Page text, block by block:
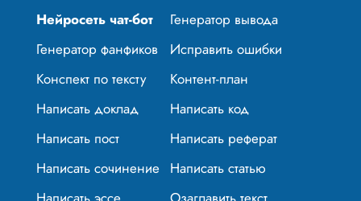
Нейросеть чат-бот
Генератор вывода
Генератор фанфиков
Исправить ошибки
Конспект по тексту
Контент-план
Написать доклад
Написать код
Написать пост
Написать реферат
Написать сочинение Написать статью